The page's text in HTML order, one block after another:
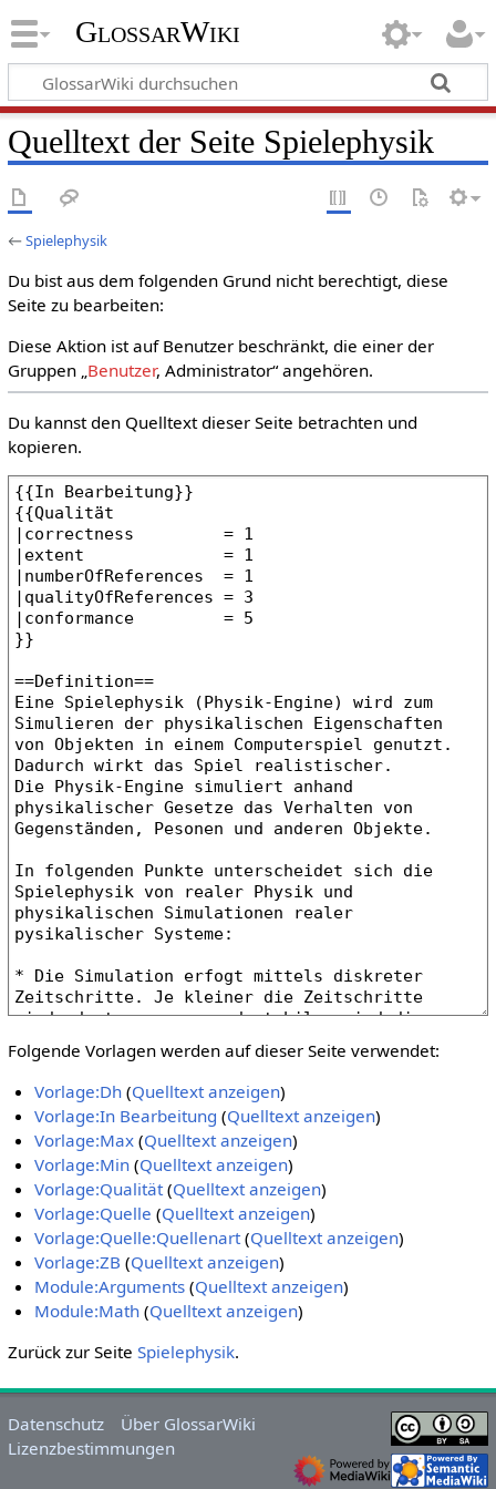
GlossarWiki
Quelltext der Seite Spielephysik
←Spielephysik
Du bist aus dem folgenden Grund nicht berechtigt, diese
Seite zu bearbeiten:
Diese Aktion ist auf Benutzer beschränkt, die einer der
Gruppen „Benutzer, Administrator“ angehören.
Du kannst den Quelltext dieser Seite betrachten und
kopieren.
Folgende Vorlagen werden auf dieser Seite verwendet:
Vorlage:Dh (Quelltext anzeigen)
Vorlage:In Bearbeitung (Quelltext anzeigen)
Vorlage:Max (Quelltext anzeigen)
Vorlage:Min (Quelltext anzeigen)
Vorlage:Qualität(Quelltext anzeigen)
Vorlage:Quelle (Quelltext anzeigen)
Vorlage:Quelle:Quellenart(Quelltext anzeigen)
Vorlage:ZB (Quelltext anzeigen)
Module:Arguments (Quelltext anzeigen)
Module:Math (Quelltext anzeigen)
Zurück zur Seite Spielephysik.
Datenschutz
Über GlossarWiki
Lizenzbestimmungen